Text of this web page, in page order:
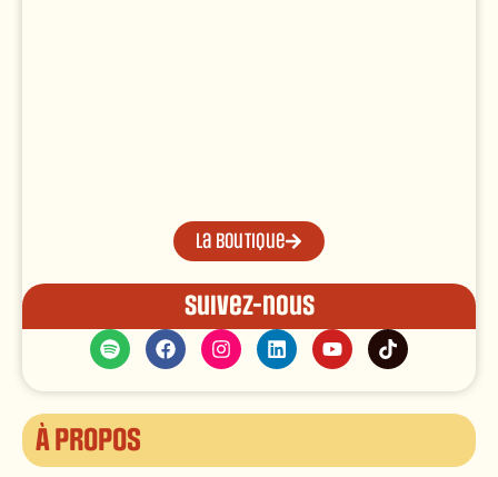
La boutique
Suivez-nous
À propos